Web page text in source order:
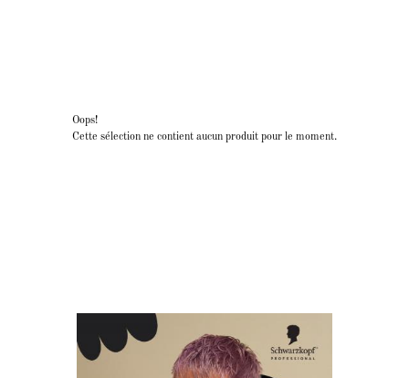
Oops!
Cette sélection ne contient aucun produit pour le moment.